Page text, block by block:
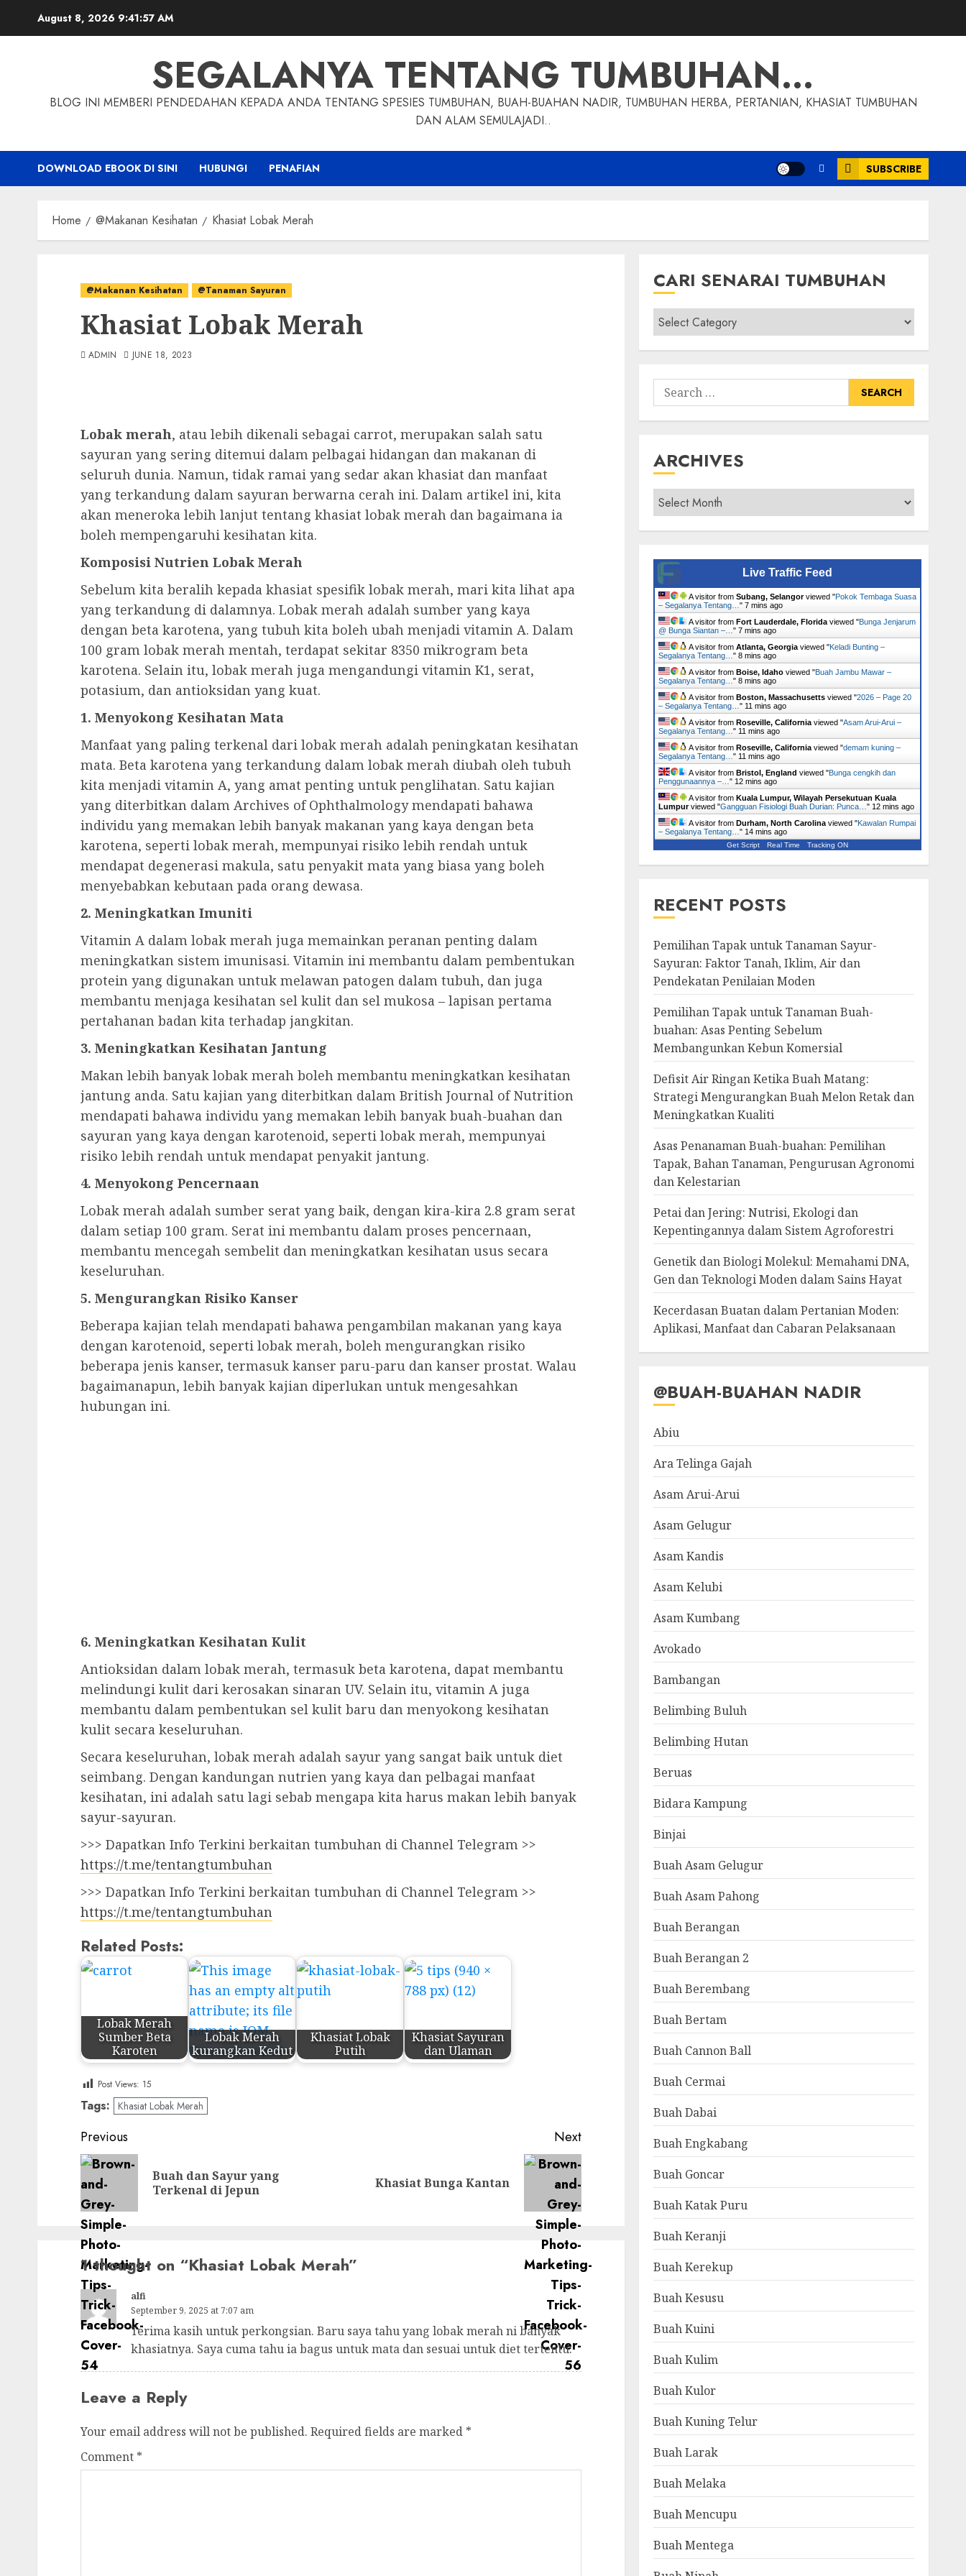
August 8, 2026 9:41:58 AM
SEGALANYA TENTANG TUMBUHAN…
BLOG INI MEMBERI PENDEDAHAN KEPADA ANDA TENTANG SPESIES TUMBUHAN, BUAH-BUAHAN NADIR, TUMBUHAN HERBA, PERTANIAN, KHASIAT TUMBUHAN
DAN ALAM SEMULAJADI..
DOWNLOAD EBOOK DI SINI HUBUNGI PENAFIAN SUBSCRIBE
Home @Makanan Kesihatan Khasiat Lobak Merah
@Makanan Kesihatan @Tanaman Sayuran
Khasiat Lobak Merah
ADMIN JUNE 18, 2023
Lobak merah, atau lebih dikenali sebagai carrot, merupakan salah satu
sayuran yang sering ditemui dalam pelbagai hidangan dan makanan di
seluruh dunia. Namun, tidak ramai yang sedar akan khasiat dan manfaat
yang terkandung dalam sayuran berwarna cerah ini. Dalam artikel ini, kita
akan meneroka lebih lanjut tentang khasiat lobak merah dan bagaimana ia
boleh mempengaruhi kesihatan kita.
Komposisi Nutrien Lobak Merah
Sebelum kita beralih kepada khasiat spesifik lobak merah, mari kita lihat apa
yang terkandung di dalamnya. Lobak merah adalah sumber yang kaya
dengan beta karotena, yang tubuh kita boleh ubah menjadi vitamin A. Dalam
100 gram lobak merah mentah, terdapat sekitar 8350 mikrogram beta
karotena. Selain itu, lobak merah juga mengandungi vitamin K1, serat,
potasium, dan antioksidan yang kuat.
1. Menyokong Kesihatan Mata
Manfaat yang paling terkenal dari lobak merah adalah peningkatan kesihatan
mata. Beta karotena yang terkandung dalam lobak merah diubah oleh tubuh
kita menjadi vitamin A, yang amat penting untuk penglihatan. Satu kajian
yang diterbitkan dalam Archives of Ophthalmology mendapati bahawa
individu yang memakan lebih banyak makanan yang kaya dengan beta
karotena, seperti lobak merah, mempunyai risiko lebih rendah untuk
mendapat degenerasi makula, satu penyakit mata yang biasa yang boleh
menyebabkan kebutaan pada orang dewasa.
2. Meningkatkan Imuniti
Vitamin A dalam lobak merah juga memainkan peranan penting dalam
meningkatkan sistem imunisasi. Vitamin ini membantu dalam pembentukan
protein yang digunakan untuk melawan patogen dalam tubuh, dan juga
membantu menjaga kesihatan sel kulit dan sel mukosa – lapisan pertama
pertahanan badan kita terhadap jangkitan.
3. Meningkatkan Kesihatan Jantung
Makan lebih banyak lobak merah boleh membantu meningkatkan kesihatan
jantung anda. Satu kajian yang diterbitkan dalam British Journal of Nutrition
mendapati bahawa individu yang memakan lebih banyak buah-buahan dan
sayuran yang kaya dengan karotenoid, seperti lobak merah, mempunyai
risiko lebih rendah untuk mendapat penyakit jantung.
4. Menyokong Pencernaan
Lobak merah adalah sumber serat yang baik, dengan kira-kira 2.8 gram serat
dalam setiap 100 gram. Serat ini membantu dalam proses pencernaan,
membantu mencegah sembelit dan meningkatkan kesihatan usus secara
keseluruhan.
5. Mengurangkan Risiko Kanser
Beberapa kajian telah mendapati bahawa pengambilan makanan yang kaya
dengan karotenoid, seperti lobak merah, boleh mengurangkan risiko
beberapa jenis kanser, termasuk kanser paru-paru dan kanser prostat. Walau
bagaimanapun, lebih banyak kajian diperlukan untuk mengesahkan
hubungan ini.
6. Meningkatkan Kesihatan Kulit
Antioksidan dalam lobak merah, termasuk beta karotena, dapat membantu
melindungi kulit dari kerosakan sinaran UV. Selain itu, vitamin A juga
membantu dalam pembentukan sel kulit baru dan menyokong kesihatan
kulit secara keseluruhan.
Secara keseluruhan, lobak merah adalah sayur yang sangat baik untuk diet
seimbang. Dengan kandungan nutrien yang kaya dan pelbagai manfaat
kesihatan, ini adalah satu lagi sebab mengapa kita harus makan lebih banyak
sayur-sayuran.
>>> Dapatkan Info Terkini berkaitan tumbuhan di Channel Telegram >>
https://t.me/tentangtumbuhan
>>> Dapatkan Info Terkini berkaitan tumbuhan di Channel Telegram >>
https://t.me/tentangtumbuhan
Related Posts:
Lobak Merah
Sumber Beta
Karoten
Lobak Merah
kurangkan Kedut
Khasiat Lobak
Putih
Khasiat Sayuran
dan Ulaman
Post Views: 15
Tags: Khasiat Lobak Merah
Post
navigation
Previous
Previous
Buah dan Sayur yang
Terkenal di Jepun
Next
Khasiat Bunga Kantan
1 thought on “Khasiat Lobak Merah”
alfi
September 9, 2025 at 7:07 am
Terima kasih untuk perkongsian. Baru saya tahu yang lobak merah ni banyak
khasiatnya. Saya cuma tahu ia bagus untuk mata dan sesuai untuk diet tertentu.
Leave a Reply
Your email address will not be published. Required fields are marked *
Comment *
CARI SENARAI TUMBUHAN
Cari
Senarai
Tumbuhan
Search
for:
ARCHIVES
Archives
Live Traffic Feed
A visitor from Subang, Selangorviewed "Pokok Tembaga Suasa
– Segalanya Tentang… " 7 mins ago
A visitor from Fort Lauderdale, Floridaviewed "Bunga Jenjarum
@ Bunga Siantan –… " 7 mins ago
A visitor from Atlanta, Georgiaviewed "Keladi Bunting –
Segalanya Tentang… " 8 mins ago
A visitor from Boise, Idahoviewed "Buah Jambu Mawar –
Segalanya Tentang… " 8 mins ago
A visitor from Boston, Massachusettsviewed "2026 – Page 20
– Segalanya Tentang… " 11 mins ago
A visitor from Roseville, Californiaviewed "Asam Arui-Arui –
Segalanya Tentang… " 11 mins ago
A visitor from Roseville, Californiaviewed "demam kuning –
Segalanya Tentang… " 11 mins ago
A visitor from Bristol, England viewed "Bunga cengkih dan
Penggunaannya –… " 12 mins ago
A visitor from Kuala Lumpur, Wilayah Persekutuan Kuala
Lumpurviewed "Gangguan Fisiologi Buah Durian: Punca… " 12 mins ago
A visitor from Durham, North Carolinaviewed "Kawalan Rumpai
– Segalanya Tentang… " 14 mins ago
Get Script Real Time Tracking ON
RECENT POSTS
Pemilihan Tapak untuk Tanaman Sayur-
Sayuran: Faktor Tanah, Iklim, Air dan
Pendekatan Penilaian Moden
Pemilihan Tapak untuk Tanaman Buah-
buahan: Asas Penting Sebelum
Membangunkan Kebun Komersial
Defisit Air Ringan Ketika Buah Matang:
Strategi Mengurangkan Buah Melon Retak dan
Meningkatkan Kualiti
Asas Penanaman Buah-buahan: Pemilihan
Tapak, Bahan Tanaman, Pengurusan Agronomi
dan Kelestarian
Petai dan Jering: Nutrisi, Ekologi dan
Kepentingannya dalam Sistem Agroforestri
Genetik dan Biologi Molekul: Memahami DNA,
Gen dan Teknologi Moden dalam Sains Hayat
Kecerdasan Buatan dalam Pertanian Moden:
Aplikasi, Manfaat dan Cabaran Pelaksanaan
@BUAH-BUAHAN NADIR
Abiu
Ara Telinga Gajah
Asam Arui-Arui
Asam Gelugur
Asam Kandis
Asam Kelubi
Asam Kumbang
Avokado
Bambangan
Belimbing Buluh
Belimbing Hutan
Beruas
Bidara Kampung
Binjai
Buah Asam Gelugur
Buah Asam Pahong
Buah Berangan
Buah Berangan 2
Buah Berembang
Buah Bertam
Buah Cannon Ball
Buah Cermai
Buah Dabai
Buah Engkabang
Buah Goncar
Buah Katak Puru
Buah Keranji
Buah Kerekup
Buah Kesusu
Buah Kuini
Buah Kulim
Buah Kulor
Buah Kuning Telur
Buah Larak
Buah Melaka
Buah Mencupu
Buah Mentega